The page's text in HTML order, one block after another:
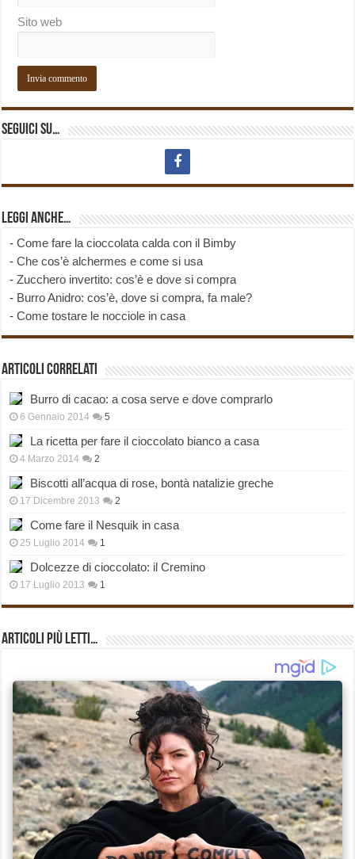
Sito web
Seguici su…
Leggi anche…
-Come fare la cioccolata calda con il Bimby
-Che cos’è alchermes e come si usa
-Zucchero invertito: cos’è e dove si compra
- Burro Anidro: cos’è, dove si compra, fa male?
-Come tostare le nocciole in casa
Articoli correlati
Burro di cacao: a cosa serve e dove comprarlo
6 Gennaio 2014 5
La ricetta per fare il cioccolato bianco a casa
4 Marzo 2014 2
Biscotti all’acqua di rose, bontà natalizie greche
17 Dicembre 2013 2
Come fare il Nesquik in casa
25 Luglio 2014 1
Dolcezze di cioccolato: il Cremino
17 Luglio 2013 1
Articoli più Letti…